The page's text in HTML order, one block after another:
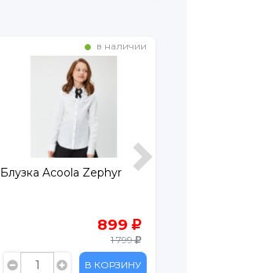
в наличии
Блузка Acoola Zephyr
899
1 799
В КОРЗИНУ